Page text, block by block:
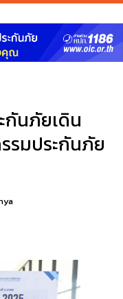
นภัยเดิน
รมประกันภัย